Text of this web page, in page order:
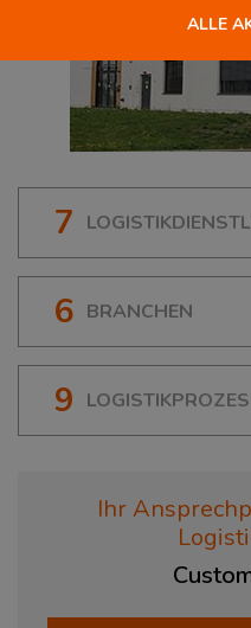
7
6 BRANCHEN
9
Ihr
ALLE